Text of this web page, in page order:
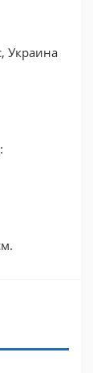
Украина